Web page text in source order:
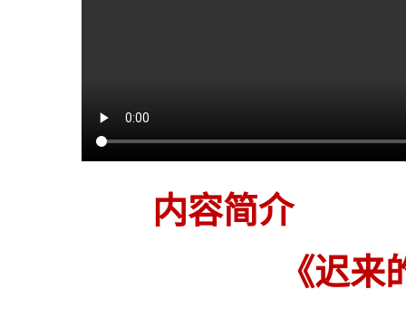
内容简介
《迟